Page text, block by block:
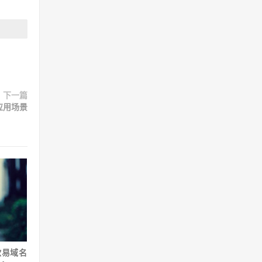
下一篇
用场景
域名